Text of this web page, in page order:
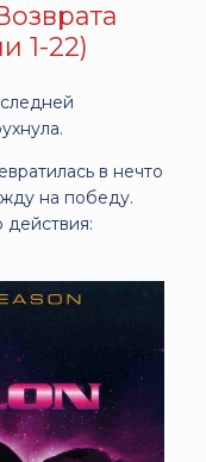
1-22)
в нечто
на победу.
действия: